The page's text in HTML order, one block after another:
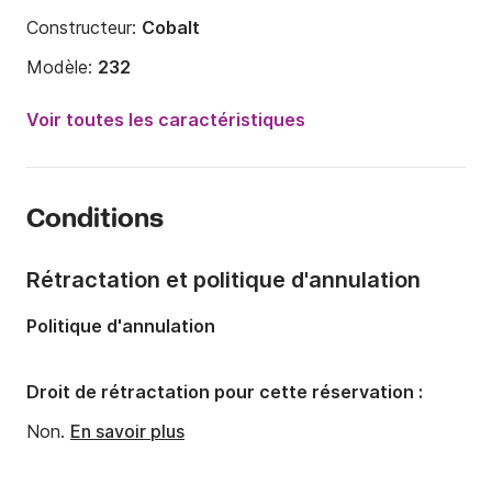
Constructeur: Cobalt
Modèle: 232
Puissance moteur:
375cv
Capacité à bord:
Voir toutes les caractéristiques
Conditions
Rétractation et politique d'annulation
Politique d'annulation
Droit de rétractation pour cette réservation :
Non. En savoir plus